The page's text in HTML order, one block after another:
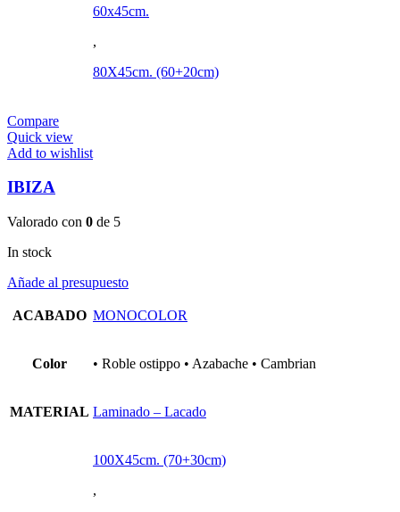
60x45cm.
,
80X45cm. (60+20cm)
Compare
Quick view
Add to wishlist
IBIZA
Valorado con 0 de 5
In stock
Añade al presupuesto
ACABADO MONOCOLOR
Color • Roble ostippo • Azabache • Cambrian
MATERIAL Laminado – Lacado
100X45cm. (70+30cm)
,